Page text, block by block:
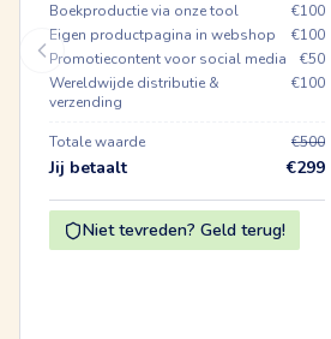
Boekproductie via onze tool
€100
Eigen productpagina in webshop
€100
Promotiecontent voor social media
€50
Wereldwijde distributie &
verzending
€100
Totale waarde €500
Jij betaalt €299
Niet tevreden? Geld terug!